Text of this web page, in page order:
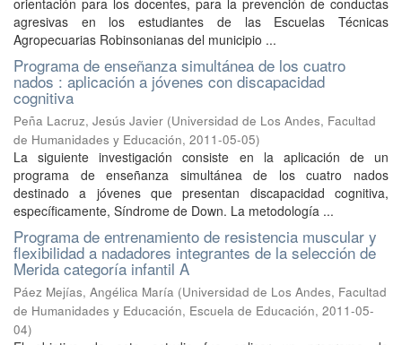
orientación para los docentes, para la prevención de conductas
agresivas en los estudiantes de las Escuelas Técnicas
Agropecuarias Robinsonianas del municipio ...
Programa de enseñanza simultánea de los cuatro
nados : aplicación a jóvenes con discapacidad
cognitiva
Peña Lacruz, Jesús Javier (Universidad de Los Andes, Facultad
de Humanidades y Educación, 2011-05-05)
La siguiente investigación consiste en la aplicación de un
programa de enseñanza simultánea de los cuatro nados
destinado a jóvenes que presentan discapacidad cognitiva,
específicamente, Síndrome de Down. La metodología ...
Programa de entrenamiento de resistencia muscular y
flexibilidad a nadadores integrantes de la selección de
Merida categoría infantil A
Páez Mejías, Angélica María (Universidad de Los Andes, Facultad
de Humanidades y Educación, Escuela de Educación, 2011-05-
04)